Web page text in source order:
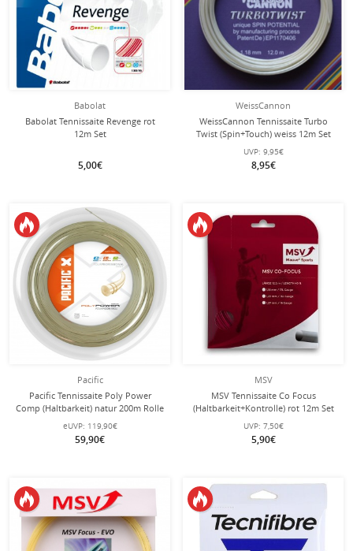
Babolat
Babolat Tennissaite Revenge rot
12m Set
5,00€
WeissCannon
WeissCannon Tennissaite Turbo
Twist (Spin+Touch) weiss 12m Set
UVP: 9,95€
8,95€
Pacific
Pacific Tennissaite Poly Power
Comp (Haltbarkeit) natur 200m Rolle
eUVP: 119,90€
59,90€
MSV
MSV Tennissaite Co Focus
(Haltbarkeit+Kontrolle) rot 12m Set
UVP: 7,50€
5,90€